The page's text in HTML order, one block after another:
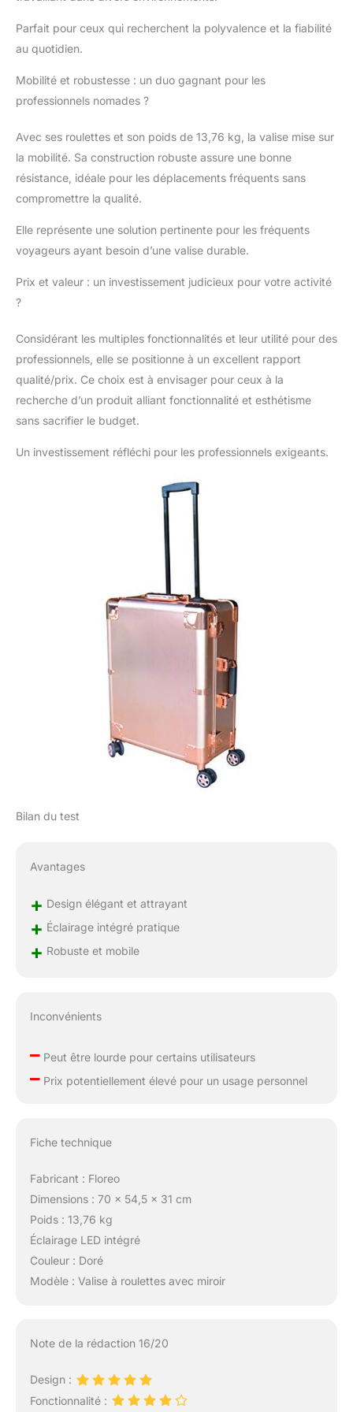
Parfait pour ceux qui recherchent la polyvalence et la fiabilité
au quotidien.
Mobilité et robustesse : un duo gagnant pour les
professionnels nomades ?
Avec ses roulettes et son poids de 13,76 kg, la valise mise sur
la mobilité. Sa construction robuste assure une bonne
résistance, idéale pour les déplacements fréquents sans
compromettre la qualité.
Elle représente une solution pertinente pour les fréquents
voyageurs ayant besoin d’une valise durable.
Prix et valeur : un investissement judicieux pour votre activité
?
Considérant les multiples fonctionnalités et leur utilité pour des
professionnels, elle se positionne à un excellent rapport
qualité/prix. Ce choix est à envisager pour ceux à la
recherche d’un produit alliant fonctionnalité et esthétisme
sans sacrifier le budget.
Un investissement réfléchi pour les professionnels exigeants.
Bilan du test
Avantages
+ Design élégant et attrayant
+ Éclairage intégré pratique
+ Robuste et mobile
Inconvénients
–Peut être lourde pour certains utilisateurs
–Prix potentiellement élevé pour un usage personnel
Fiche technique
Fabricant : Floreo
Dimensions : 70 x 54,5 x 31 cm
Poids : 13,76 kg
Éclairage LED intégré
Couleur : Doré
Modèle : Valise à roulettes avec miroir
Note de la rédaction 16/20
Design :
Fonctionnalité :